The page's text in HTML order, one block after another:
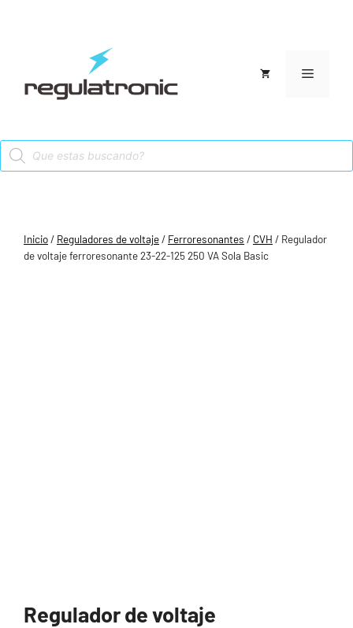
Menú
Products
search
Inicio/ Reguladores de voltaje/ Ferroresonantes / CVH / Regulador
de voltaje ferroresonante 23-22-125 250 VA Sola Basic
Regulador de voltaje